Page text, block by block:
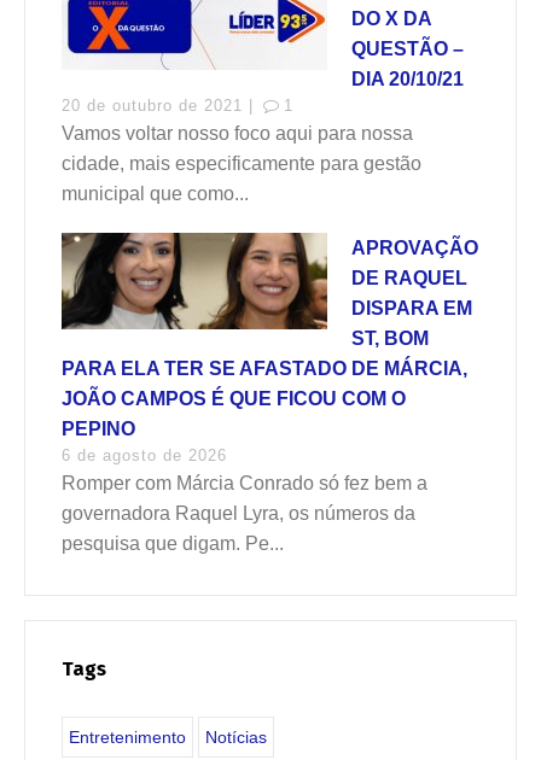
DO X DA
QUESTÃO –
DIA 20/10/21
20 de outubro de 2021 | 1
Vamos voltar nosso foco aqui para nossa
cidade, mais especificamente para gestão
municipal que como...
APROVAÇÃO
DE RAQUEL
DISPARA EM
ST, BOM
PARA ELA TER SE AFASTADO DE MÁRCIA,
JOÃO CAMPOS É QUE FICOU COM O
PEPINO
6 de agosto de 2026
Romper com Márcia Conrado só fez bem a
governadora Raquel Lyra, os números da
pesquisa que digam. Pe...
Tags
Entretenimento Notícias